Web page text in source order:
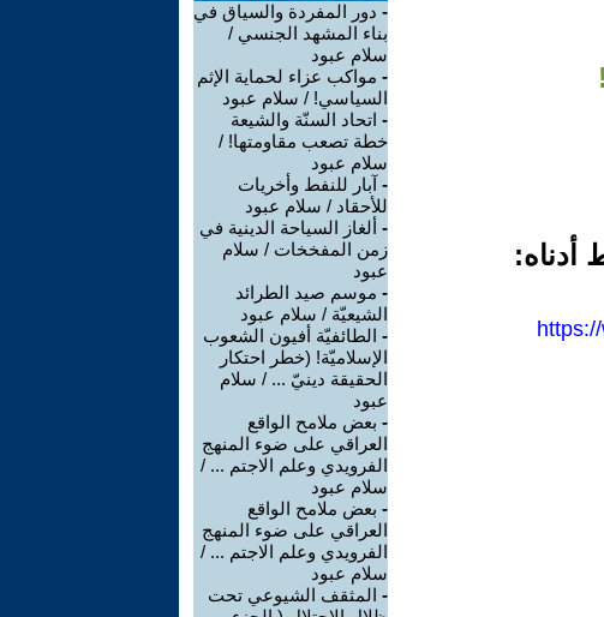
أدناه:
- دور المفردة والسياق في
بناء المشهد الجنسي /
سلام عبود
- مواكب عزاء لحماية الإثم
السياسي! / سلام عبود
- اتحاد السنّة والشيعة
خطة تصعب مقاومتها! /
سلام عبود
- آبار للنفط وأخريات
للأحقاد / سلام عبود
- ألغاز السياحة الدينية في
زمن المفخخات / سلام
عبود
- موسم صيد الطرائد
الشيعيّة / سلام عبود
- الطائفيّة أفيون الشعوب
الإسلاميّة! (خطر احتكار
الحقيقة دينيّ ... / سلام
عبود
- بعض ملامح الواقع
العراقي على ضوء المنهج
الفرويدي وعلم الاجتم ... /
سلام عبود
- بعض ملامح الواقع
العراقي على ضوء المنهج
الفرويدي وعلم الاجتم ... /
سلام عبود
- المثقف الشيوعي تحت